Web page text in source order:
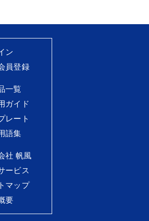
ン
員登録
一覧
ガイド
レート
語集
社 帆風
ービス
マップ
要